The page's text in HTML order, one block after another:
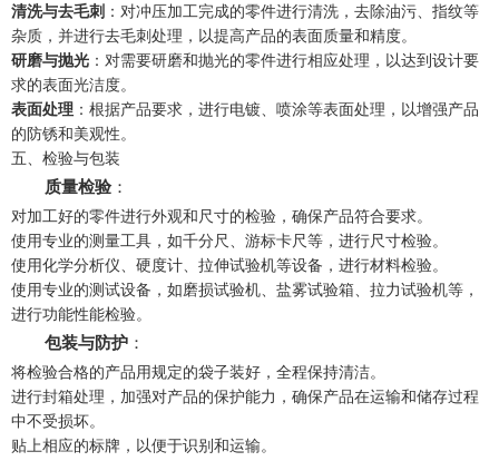
清洗与去毛刺 ：对冲压加工完成的零件进行清洗，去除油污、指纹等
杂质，并进行去毛刺处理，以提高产品的表面质量和精度。
研磨与抛光 ：对需要研磨和抛光的零件进行相应处理，以达到设计要
求的表面光洁度。
表面处理 ：根据产品要求，进行电镀、喷涂等表面处理，以增强产品
的防锈和美观性。
五、检验与包装
质量检验：
对加工好的零件进行外观和尺寸的检验，确保产品符合要求。
使用专业的测量工具，如千分尺、游标卡尺等，进行尺寸检验。
使用化学分析仪、硬度计、拉伸试验机等设备，进行材料检验。
使用专业的测试设备，如磨损试验机、盐雾试验箱、拉力试验机等，
进行功能性能检验。
包装与防护 ：
将检验合格的产品用规定的袋子装好，全程保持清洁。
进行封箱处理，加强对产品的保护能力，确保产品在运输和储存过程
中不受损坏。
贴上相应的标牌，以便于识别和运输。